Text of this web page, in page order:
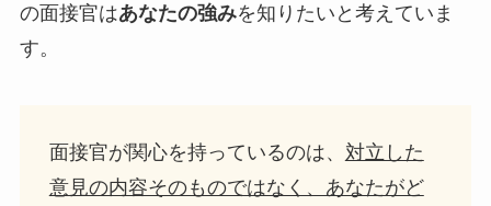
の面接官はあなたの強みを知りたいと考えていま
す。
面接官が関心を持っているのは、 対立した
意見の内容そのものではなく、あなたがど